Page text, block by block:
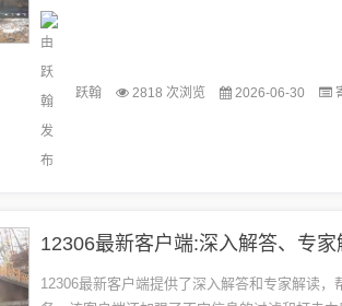
受关注。在解读新包装时，专家指出，一些营销
导...
跃翰 2818 次浏览 2026-06-30
12306最新客户端提供了深入解答和专家解读